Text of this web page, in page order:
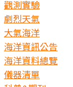
觀測實驗
劇烈天氣
大氣海洋
海洋資訊公告
海洋資料總覽
儀器清單